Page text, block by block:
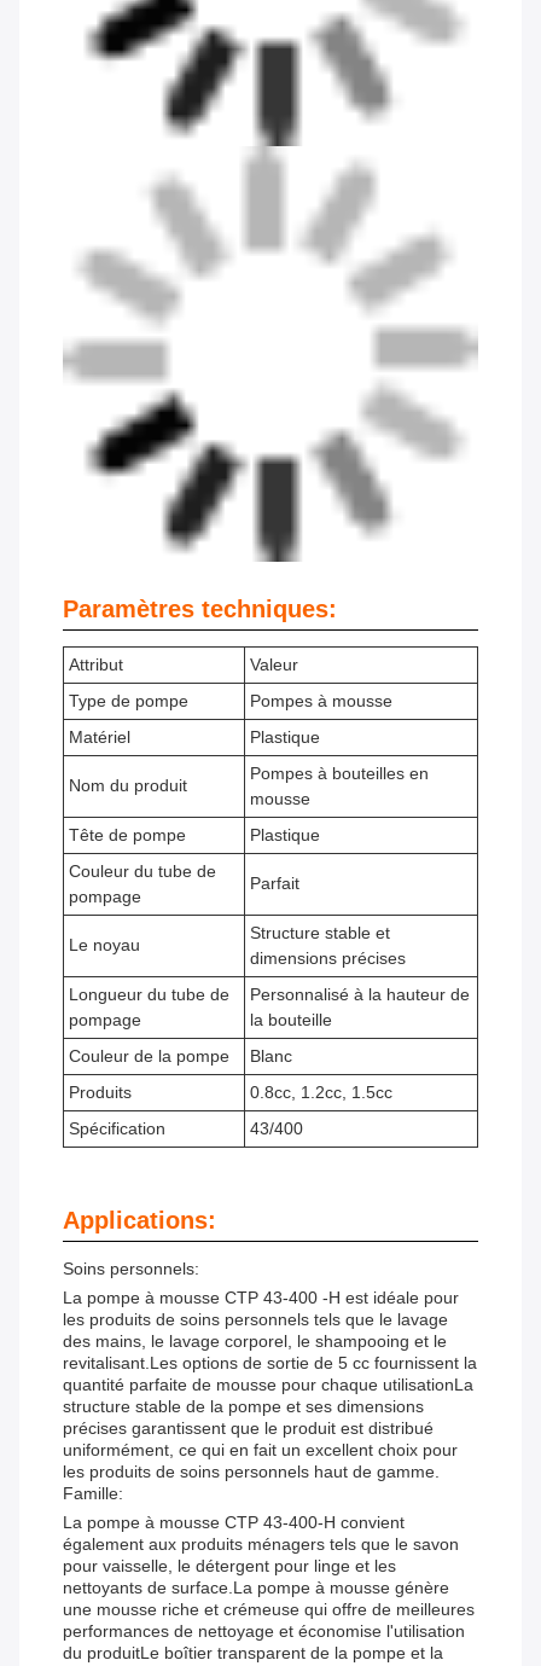
Paramètres techniques:
Attribut
Valeur
Type de pompe
Pompes à mousse
Matériel
Plastique
Nom du produit
Pompes à bouteilles en
mousse
Tête de pompe
Plastique
Couleur du tube de
pompage
Parfait
Le noyau
Structure stable et
dimensions précises
Longueur du tube de
pompage
Personnalisé à la hauteur de
la bouteille
Couleur de la pompe
Blanc
Produits
0.8cc, 1.2cc, 1.5cc
Spécification
43/400
Applications:
Soins personnels:
La pompe à mousse CTP 43-400 -H est idéale pour
les produits de soins personnels tels que le lavage
des mains, le lavage corporel, le shampooing et le
revitalisant.Les options de sortie de 5 cc fournissent la
quantité parfaite de mousse pour chaque utilisationLa
structure stable de la pompe et ses dimensions
précises garantissent que le produit est distribué
uniformément, ce qui en fait un excellent choix pour
les produits de soins personnels haut de gamme.
Famille:
La pompe à mousse CTP 43-400-H convient
également aux produits ménagers tels que le savon
pour vaisselle, le détergent pour linge et les
nettoyants de surface.La pompe à mousse génère
une mousse riche et crémeuse qui offre de meilleures
performances de nettoyage et économise l'utilisation
du produitLe boîtier transparent de la pompe et la